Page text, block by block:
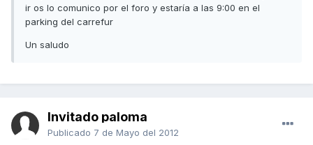
ir os lo comunico por el foro y estaría a las 9:00 en el
parking del carrefur
Un saludo
Invitado paloma
Publicado 7 de Mayo del 2012